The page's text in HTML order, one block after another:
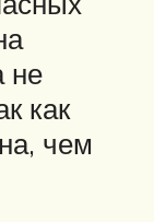
не
как
чем